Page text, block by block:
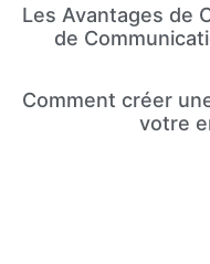
Les Avantages de
de
Comment créer
votre